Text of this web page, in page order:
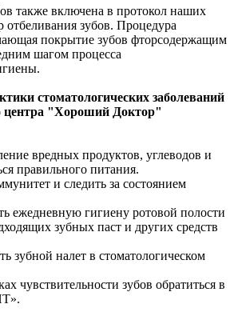
также включена в протокол наших
отбеливания зубов. Процедура
покрытие зубов фторсодержащим
шагом процесса
стоматологических заболеваний
центра "Хороший Доктор"
вредных продуктов, углеводов и
правильного питания.
и следить за состоянием
ежедневную гигиену ротовой полости
зубных паст и других средств
зубной налет в стоматологическом
чувствительности зубов обратиться в